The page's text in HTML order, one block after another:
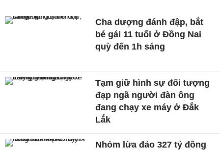
Cha dượng đánh đập, bắt
bé gái 11 tuổi ở Đồng Nai
quỳ đến 1h sáng
Tạm giữ hình sự đối tượng
đạp ngã người đàn ông
đang chạy xe máy ở Đắk
Lắk
Nhóm lừa đảo 327 tỷ đồng